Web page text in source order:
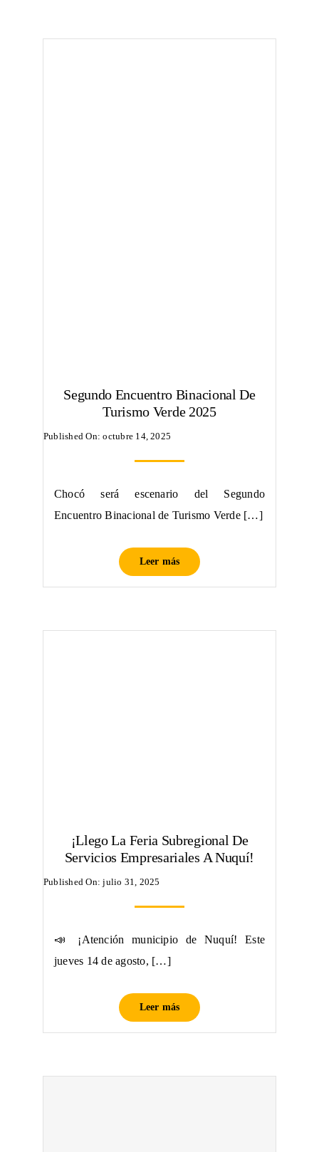
Segundo Encuentro Binacional De
Turismo Verde 2025
Published On: octubre 14, 2025
Chocó será escenario del Segundo
Encuentro Binacional de Turismo Verde […]
Leer más
¡Llego La Feria Subregional De
Servicios Empresariales A Nuquí!
Published On: julio 31, 2025
📣 ¡Atención municipio de Nuquí! Este
jueves 14 de agosto, […]
Leer más